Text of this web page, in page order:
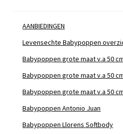
AANBIEDINGEN
Levensechte Babypoppen
Babypoppen grote maat v.a 50
Babypoppen grote maat v.a 50
Babypoppen grote maat v.a 50
Babypoppen Antonio Juan
Babypoppen Llorens Softbody